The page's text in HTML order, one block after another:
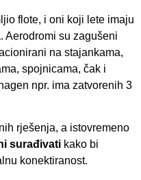
flote, i oni koji lete imaju
. Aerodromi su zagušeni
na stajankama,
spojnicama, čak i
npr. ima zatvorenih 3
rješenja, a istovremeno
surađivati kako bi
konektiranost.